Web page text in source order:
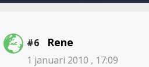
#6 Rene
1 januari 2010 , 17:09